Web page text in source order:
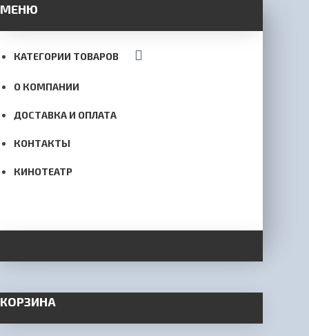
МЕНЮ
КАТЕГОРИИ ТОВАРОВ
О КОМПАНИИ
ДОСТАВКА И ОПЛАТА
КОНТАКТЫ
КИНОТЕАТР
КОРЗИНА